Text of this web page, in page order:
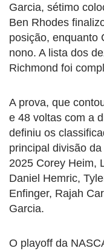
Garcia, sétimo
Ben Rhodes
posição, enquanto
nono. A lista dos
Richmond foi
A prova, que
e 48 voltas com a
definiu os
principal divisão
2025 Corey Heim,
Daniel Hemric,
Enfinger, Rajah
Garcia.
O playoff da